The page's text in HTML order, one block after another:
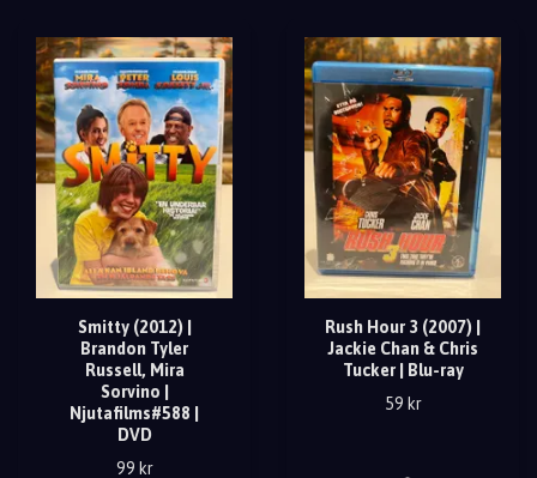
Smitty (2012) |
Brandon Tyler
Russell, Mira
Sorvino |
Njutafilms#588 |
DVD
99 kr
Rush Hour 3 (2007) |
Jackie Chan & Chris
Tucker | Blu-ray
59 kr